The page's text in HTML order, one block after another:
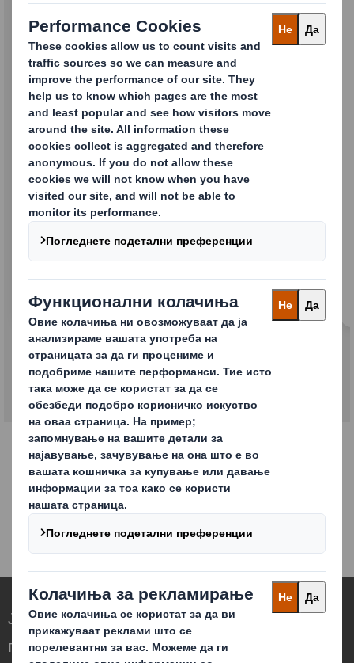
Индустриска амбалажа
Индустриската амбалажа обезбедува заштита
во текот на секоја фаза на производството,
како што е складирање и превоз на резервни
делови, полупроизводи или готови производи.
Ја редефинираме амбалажата за
потребите на светот што се менува